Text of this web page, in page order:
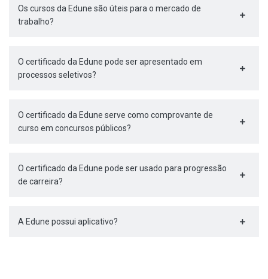
Os cursos da Edune são úteis para o mercado de
trabalho?
O certificado da Edune pode ser apresentado em
processos seletivos?
O certificado da Edune serve como comprovante de
curso em concursos públicos?
O certificado da Edune pode ser usado para progressão
de carreira?
A Edune possui aplicativo?